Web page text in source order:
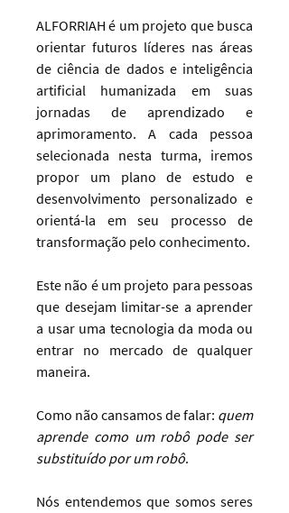
ALFORRIAH é um projeto que busca
orientar futuros líderes nas áreas
de ciência de dados e inteligência
artificial humanizada em suas
jornadas de aprendizado e
aprimoramento. A cada pessoa
selecionada nesta turma, iremos
propor um plano de estudo e
desenvolvimento personalizado e
orientá-la em seu processo de
transformação pelo conhecimento.
Este não é um projeto para pessoas
que desejam limitar-se a aprender
a usar uma tecnologia da moda ou
entrar no mercado de qualquer
maneira.
Como não cansamos de falar: quem
aprende como um robô pode ser
substituído por um robô.
Nós entendemos que somos seres